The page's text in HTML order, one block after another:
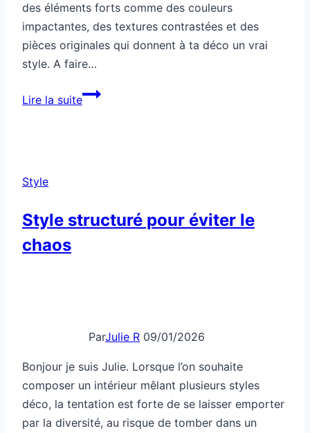
des éléments forts comme des couleurs
impactantes, des textures contrastées et des
pièces originales qui donnent à ta déco un vrai
style. A faire…
Lire la suiteStyle
?
Style
Style structuré pour éviter le
chaos
ParJulie R 09/01/2026
Bonjour je suis Julie. Lorsque l’on souhaite
composer un intérieur mêlant plusieurs styles
déco, la tentation est forte de se laisser emporter
par la diversité, au risque de tomber dans un